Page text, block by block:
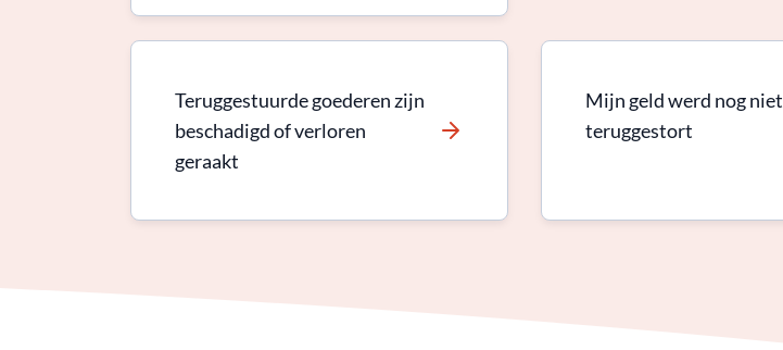
Teruggestuurde goederen zijn
beschadigd of verloren
geraakt
Mijn geld werd nog niet
teruggestort